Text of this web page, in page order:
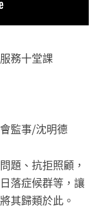
務十堂課
監事/沈明德
題、抗拒照顧，
落症候群等，讓
其歸類於此。